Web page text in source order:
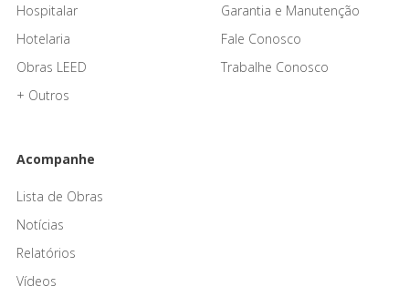
Hospitalar
Hotelaria
Obras LEED
+ Outros
Garantia e Manutenção
Fale Conosco
Trabalhe Conosco
Acompanhe
Lista de Obras
Notícias
Relatórios
Vídeos